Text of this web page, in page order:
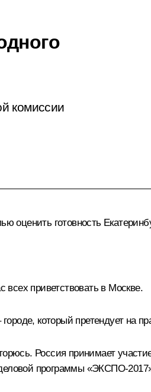
комиссии
оценить готовность
приветствовать в Москве.
который претендует на
Россия принимает
программы «ЭКСПО-